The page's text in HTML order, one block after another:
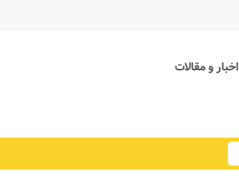
اخبار و مقالات